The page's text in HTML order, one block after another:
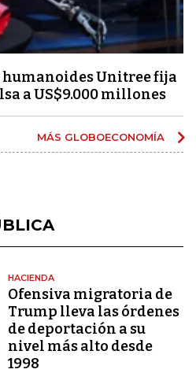
humanoides Unitree fija
a US$9.000 millones
MÁS GLOBOECONOMÍA
HACIENDA
Ofensiva migratoria de
Trump lleva las órdenes
de deportación a su
nivel más alto desde
1998